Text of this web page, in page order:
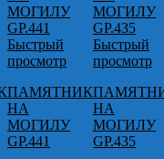
Быстрый
просмотр
ПАМЯТНИК
НА
МОГИЛУ
GP.441
Быстрый
просмотр
НА
МОГИЛУ
GP.435